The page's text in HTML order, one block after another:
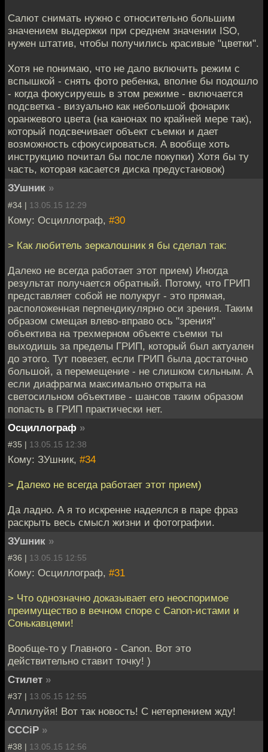
Салют снимать нужно с относительно большим
значением выдержки при среднем значении ISO,
нужен штатив, чтобы получились красивые "цветки".
Хотя не понимаю, что не дало включить режим с
вспышкой - снять фото ребенка, вполне бы подошло
- когда фокусируешь в этом режиме - включается
подсветка - визуально как небольшой фонарик
оранжевого цвета (на канонах по крайней мере так),
который подсвечивает объект съемки и дает
возможность сфокусироваться. А вообще хоть
инструкцию почитал бы после покупки) Хотя бы ту
часть, которая касается диска предустановок)
ЗУшник »
#34 | 13.05.15 12:29
Кому: Осциллограф, #30
> Как любитель зеркалошник я бы сделал так:
Далеко не всегда работает этот прием) Иногда
результат получается обратный. Потому, что ГРИП
представляет собой не полукруг - это прямая,
расположенная перпендикулярно оси зрения. Таким
образом смещая влево-вправо ось "зрения"
объектива на трехмерном объекте съемки ты
выходишь за пределы ГРИП, который был актуален
до этого. Тут повезет, если ГРИП была достаточно
большой, а перемещение - не слишком сильным. А
если диафрагма максимально открыта на
светосильном объективе - шансов таким образом
попасть в ГРИП практически нет.
Осциллограф »
#35 | 13.05.15 12:38
Кому: ЗУшник, #34
> Далеко не всегда работает этот прием)
Да ладно. А я то искренне надеялся в паре фраз
раскрыть весь смысл жизни и фотографии.
ЗУшник »
#36 | 13.05.15 12:55
Кому: Осциллограф, #31
> Что однозначно доказывает его неоспоримое
преимущество в вечном споре с Canon-истами и
Сонькавцеми!
Вообще-то у Главного - Canon. Вот это
действительно ставит точку! )
Стилет »
#37 | 13.05.15 12:55
Аллилуйя! Вот так новость! С нетерпением жду!
CCCiP »
#38 | 13.05.15 12:56